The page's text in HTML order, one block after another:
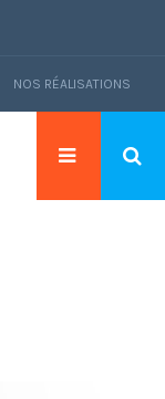
NOS RÉALISATIONS